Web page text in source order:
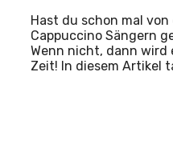
Hast du schon mal von
Cappuccino Sängern
Wenn nicht, dann wird
Zeit! In diesem Artikel